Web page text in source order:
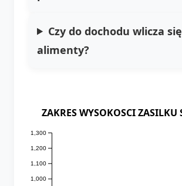
Czy do dochodu wlicza się
alimenty?
ZAKRES WYSOKOSCI ZASILKU
1,000
1,100
1,200
1,300